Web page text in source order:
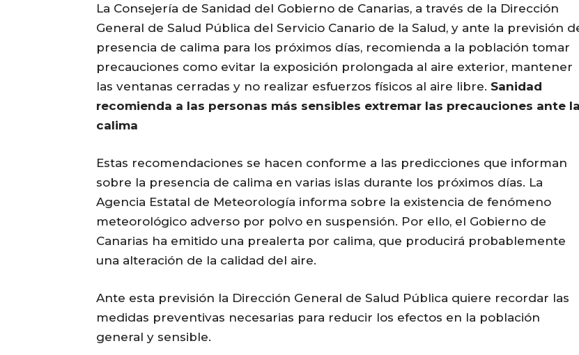
La Consejería de Sanidad del Gobierno de Canarias, a través de la Dirección
General de Salud Pública del Servicio Canario de la Salud, y ante la previsión
presencia de calima para los próximos días, recomienda a la población tomar
precauciones como evitar la exposición prolongada al aire exterior, mantener
las ventanas cerradas y no realizar esfuerzos físicos al aire libre. Sanidad
recomienda a las personas más sensibles extremar las precauciones ante la
calima
Estas recomendaciones se hacen conforme a las predicciones que informan
sobre la presencia de calima en varias islas durante los próximos días. La
Agencia Estatal de Meteorología informa sobre la existencia de fenómeno
meteorológico adverso por polvo en suspensión. Por ello, el Gobierno de
Canarias ha emitido una prealerta por calima, que producirá probablemente
una alteración de la calidad del aire.
Ante esta previsión la Dirección General de Salud Pública quiere recordar las
medidas preventivas necesarias para reducir los efectos en la población
general y sensible.